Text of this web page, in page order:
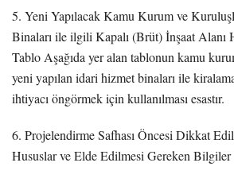
5. Yeni Yapılacak Kamu Kurum ve
Binaları ile ilgili Kapalı (Brüt) İnşaat Alanı
Tablo Aşağıda yer alan tablonun kamu
yeni yapılan idari hizmet binaları ile
ihtiyacı öngörmek için kullanılması esastır.
6. Projelendirme Safhası Öncesi Dikkat
Hususlar ve Elde Edilmesi Gereken Bilgiler